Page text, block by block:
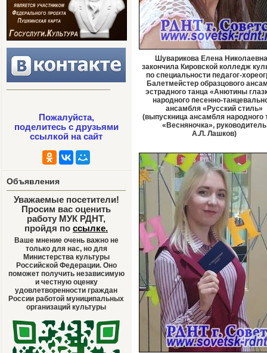
Пожалуйста,
поделитесь с друзьями
ссылкой на сайт
Объявления
Уважаемые посетители!
Просим вас оценить
работу МУК РДНТ,
пройдя по ссылке.
Ваше мнение очень важно не
только для нас, но для
Министерства культуры
Российской Федерации. Оно
поможет получить независимую
и честную оценку
удовлетворенности граждан
России работой муниципальных
организаций культуры
Шуварикова Елена
закончила Кировской колледж
по специальности педагог-
Балетмейстер образцового
эстрадного танца «Анютины
народного песенно-
ансамбля «Русский стиль»
(выпускница ансамбля народного
«Весняночка», руководитель
А.Л. Лашков)